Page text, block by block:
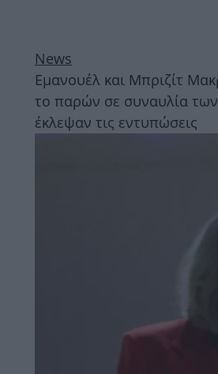
News
Εμανουέλ και Μπριζίτ
το παρών σε συναυλία των
έκλεψαν τις εντυπώσεις